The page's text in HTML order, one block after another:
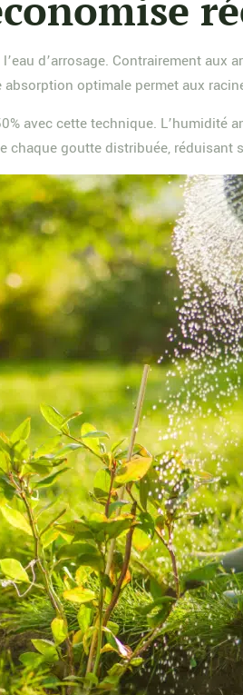
d’arrosage. Contrairement aux
optimale permet aux
avec cette technique. L’humidité
chaque goutte distribuée, réduisant